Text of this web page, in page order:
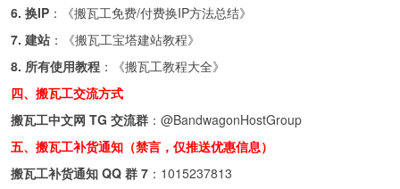
6. 换IP ：《搬瓦工免费/付费换IP方法总结》
7. 建站 ：《搬瓦工宝塔建站教程》
8. 所有使用教程 ：《搬瓦工教程大全》
四、搬瓦工交流方式
搬瓦工中文网 TG 交流群 ： @BandwagonHostGroup
五、搬瓦工补货通知（禁言，仅推送优惠信息）
搬瓦工补货通知 QQ 群 7 ： 1015237813